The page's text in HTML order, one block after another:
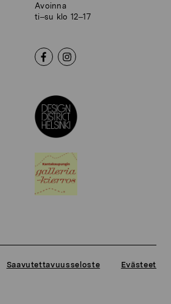
Avoinna
ti–su klo 12–17
Saavutettavuusseloste Evästeet